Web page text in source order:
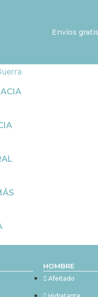
Envíos
HOMBRE
Afeitado